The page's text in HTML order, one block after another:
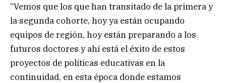
“Vemos que los que han transitado de la primera y
la segunda cohorte, hoy ya están ocupando
equipos de región, hoy están preparando a los
futuros doctores y ahí está el éxito de estos
proyectos de políticas educativas en la
continuidad, en esta época donde estamos